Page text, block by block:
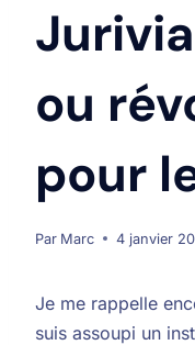
ou
pour
Par Marc 4 janvier
Je me rappelle
suis assoupi un